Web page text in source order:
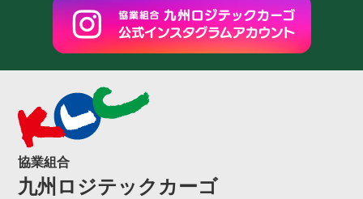
協業組合
九州ロジテックカーゴ